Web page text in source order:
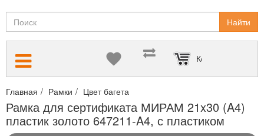
Найти
Корзина пуста
Главная Рамки Цвет багета
Рамка для сертификата МИРАМ 21x30 (A4)
пластик золото 647211-A4, с пластиком